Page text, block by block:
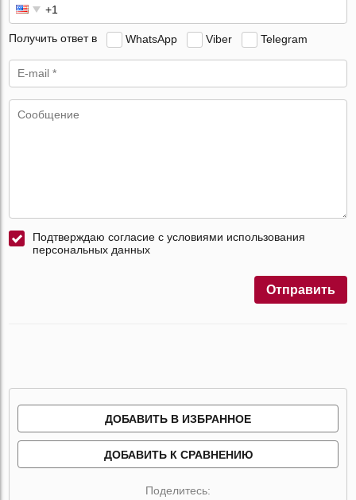
Получить ответ в WhatsApp Viber Telegram
Подтверждаю согласие с условиями использования
персональных данных
Отправить
ДОБАВИТЬ В ИЗБРАННОЕ
ДОБАВИТЬ К СРАВНЕНИЮ
Поделитесь: